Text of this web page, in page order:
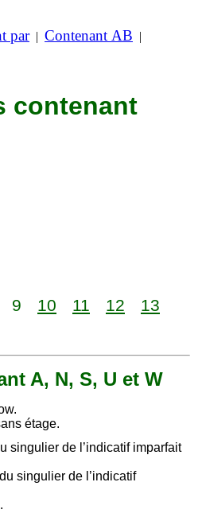
par| Contenant AB |
contenant
9 10 11 12
13
A, N, S, U et W
étage.
singulier de l’indicatif imparfait
singulier de l’indicatif